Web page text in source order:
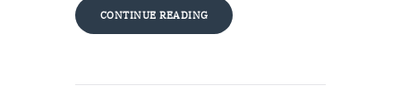
CONTINUE READING